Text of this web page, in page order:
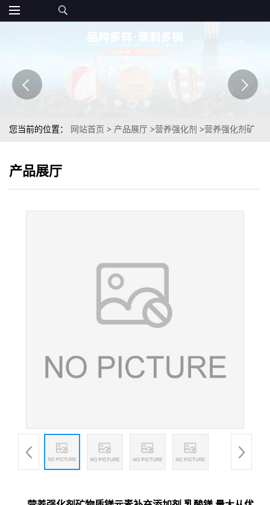
您当前的位置： 网站首页 > 产品展厅 >营养强化剂 >营养强化剂矿
产品展厅